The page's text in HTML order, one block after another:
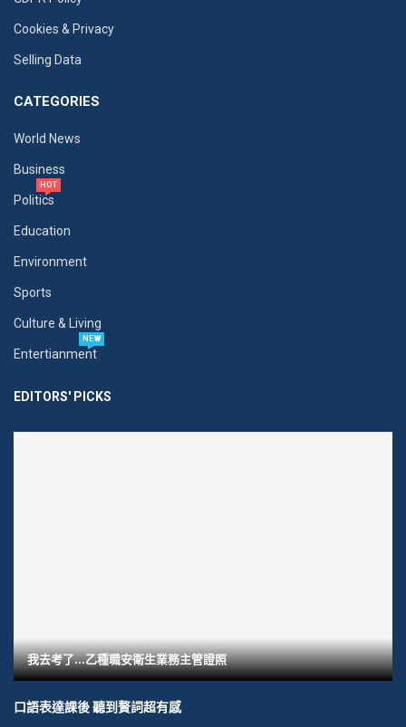
Cookies & Privacy
Selling Data
CATEGORIES
World News
Business
Politics
HOT
Education
Environment
Sports
Culture & Living
Entertianment
NEW
EDITORS' PICKS
我去考了…乙種職安衛生業務主管證照
口語表達課後 聽到贅詞超有感